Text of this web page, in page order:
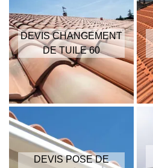
DEVIS CHANGEMENT
DE TUILE 60
DEVIS POSE DE